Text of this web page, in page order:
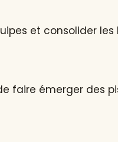
et consolider les
faire émerger des